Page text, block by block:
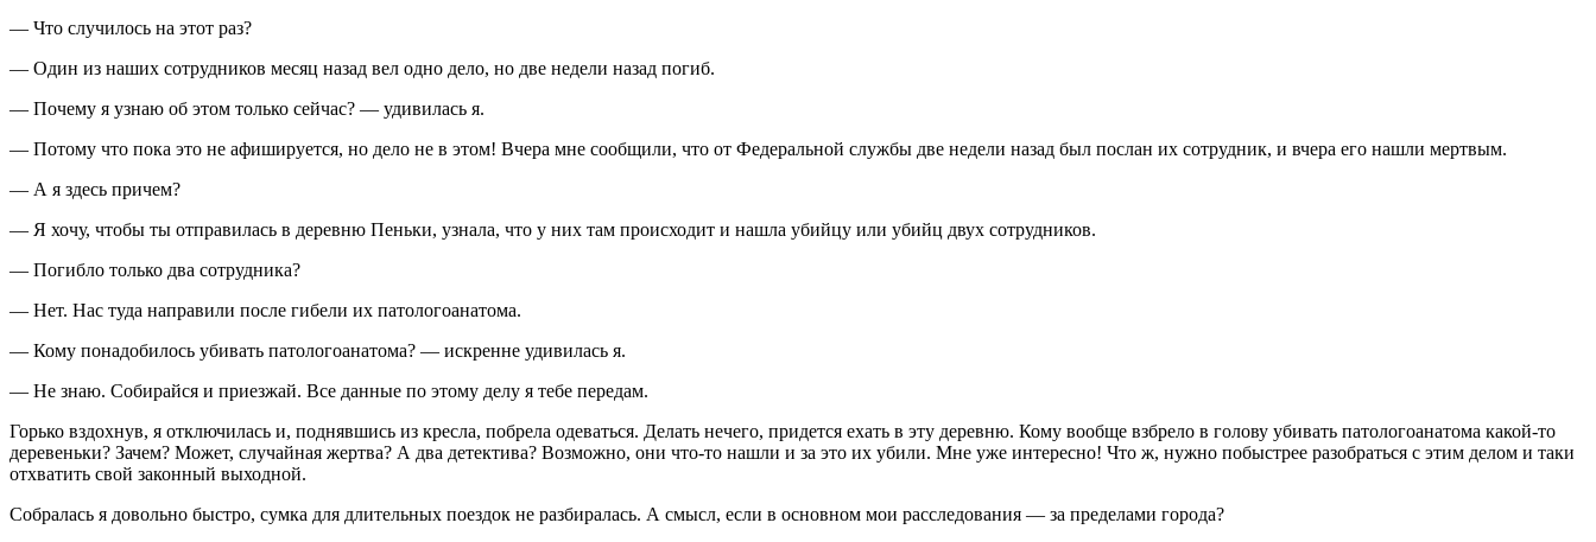
— Что случилось на этот раз?
— Один из наших сотрудников месяц назад вел одно дело, но две недели назад погиб.
— Почему я узнаю об этом только сейчас? — удивилась я.
— Потому что пока это не афишируется, но дело не в этом! Вчера мне сообщили, что от Федеральной службы две недели назад был послан их сотрудник, и вчера его нашли мертвым.
— А я здесь причем?
— Я хочу, чтобы ты отправилась в деревню Пеньки, узнала, что у них там происходит и нашла убийцу или убийц двух сотрудников.
— Погибло только два сотрудника?
— Нет. Нас туда направили после гибели их патологоанатома.
— Кому понадобилось убивать патологоанатома? — искренне удивилась я.
— Не знаю. Собирайся и приезжай. Все данные по этому делу я тебе передам.
Горько вздохнув, я отключилась и, поднявшись из кресла, побрела одеваться. Делать нечего, придется ехать в эту деревню. Кому вообще взбрело в голову убивать патологоанатома какой-то
деревеньки? Зачем? Может, случайная жертва? А два детектива? Возможно, они что-то нашли и за это их убили. Мне уже интересно! Что ж, нужно побыстрее разобраться с этим делом и таки
отхватить свой законный выходной.
Собралась я довольно быстро, сумка для длительных поездок не разбиралась. А смысл, если в основном мои расследования — за пределами города?